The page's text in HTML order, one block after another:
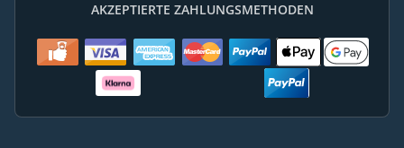
AKZEPTIERTE ZAHLUNGSMETHODEN